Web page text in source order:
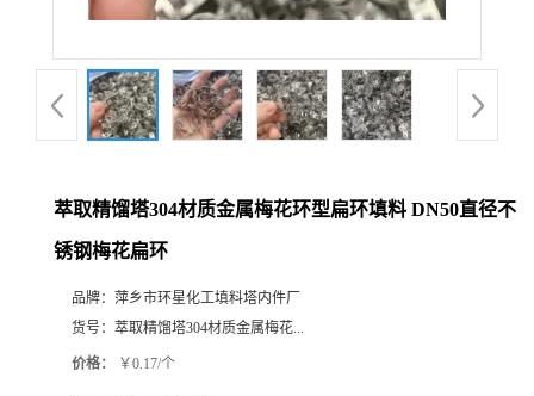
萃取精馏塔304材质金属梅花环型扁环填料 DN50直径不
锈钢梅花扁环
品牌： 萍乡市环星化工填料塔内件厂
货号： 萃取精馏塔304材质金属梅花...
价格： ￥0.17/个